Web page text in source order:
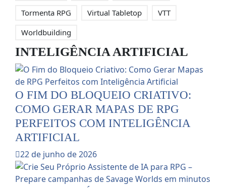
Tormenta RPG Virtual Tabletop
VTT
Worldbuilding
INTELIGÊNCIA ARTIFICIAL
O FIM DO BLOQUEIO CRIATIVO:
COMO GERAR MAPAS DE RPG
PERFEITOS COM INTELIGÊNCIA
ARTIFICIAL
22 de junho de 2026